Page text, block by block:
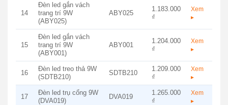
14
Đèn led gắn vách
trang trí 9W
(ABY025)
ABY025
1.183.000
₫
Xem
▸
15
Đèn led gắn vách
trang trí 9W
(ABY001)
ABY001
1.204.000
₫
Xem
▸
16
Đèn led treo thả 9W
(SDTB210)
SDTB210
1.209.000
₫
Xem
▸
17
Đèn led trụ cổng 9W
(DVA019)
DVA019
1.265.000
₫
Xem
▸